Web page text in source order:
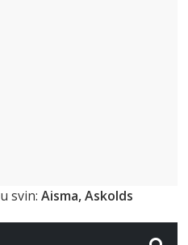
svin: Aisma, Askolds